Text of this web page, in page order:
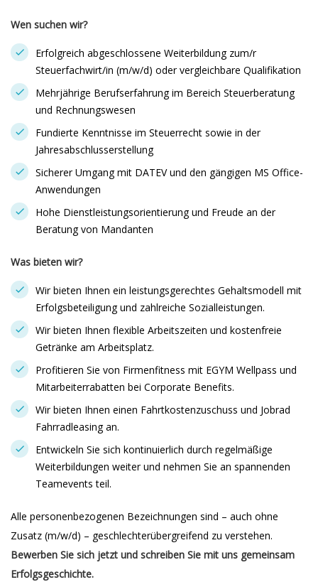
Wen suchen wir?
Erfolgreich abgeschlossene Weiterbildung zum/r
Steuerfachwirt/in (m/w/d) oder vergleichbare Qualifikation
Mehrjährige Berufserfahrung im Bereich Steuerberatung
und Rechnungswesen
Fundierte Kenntnisse im Steuerrecht sowie in der
Jahresabschlusserstellung
Sicherer Umgang mit DATEV und den gängigen MS Office-
Anwendungen
Hohe Dienstleistungsorientierung und Freude an der
Beratung von Mandanten
Was bieten wir?
Wir bieten Ihnen ein leistungsgerechtes Gehaltsmodell mit
Erfolgsbeteiligung und zahlreiche Sozialleistungen.
Wir bieten Ihnen flexible Arbeitszeiten und kostenfreie
Getränke am Arbeitsplatz.
Profitieren Sie von Firmenfitness mit EGYM Wellpass und
Mitarbeiterrabatten bei Corporate Benefits.
Wir bieten Ihnen einen Fahrtkostenzuschuss und Jobrad
Fahrradleasing an.
Entwickeln Sie sich kontinuierlich durch regelmäßige
Weiterbildungen weiter und nehmen Sie an spannenden
Teamevents teil.
Alle personenbezogenen Bezeichnungen sind – auch ohne
Zusatz (m/w/d) – geschlechterübergreifend zu verstehen.
Bewerben Sie sich jetzt und schreiben Sie mit uns gemeinsam
Erfolgsgeschichte.